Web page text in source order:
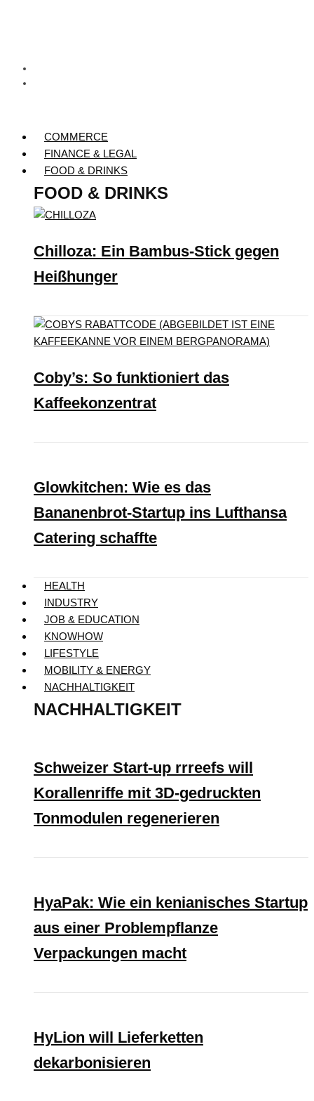
COMMERCE
FINANCE & LEGAL
FOOD & DRINKS
FOOD & DRINKS
Chilloza: Ein Bambus-Stick gegen
Heißhunger
Coby’s: So funktioniert das
Kaffeekonzentrat
Glowkitchen: Wie es das
Bananenbrot-Startup ins Lufthansa
Catering schaffte
HEALTH
INDUSTRY
JOB & EDUCATION
KNOWHOW
LIFESTYLE
MOBILITY & ENERGY
NACHHALTIGKEIT
NACHHALTIGKEIT
Schweizer Start-up rrreefs will
Korallenriffe mit 3D-gedruckten
Tonmodulen regenerieren
HyaPak: Wie ein kenianisches Startup
aus einer Problempflanze
Verpackungen macht
HyLion will Lieferketten
dekarbonisieren